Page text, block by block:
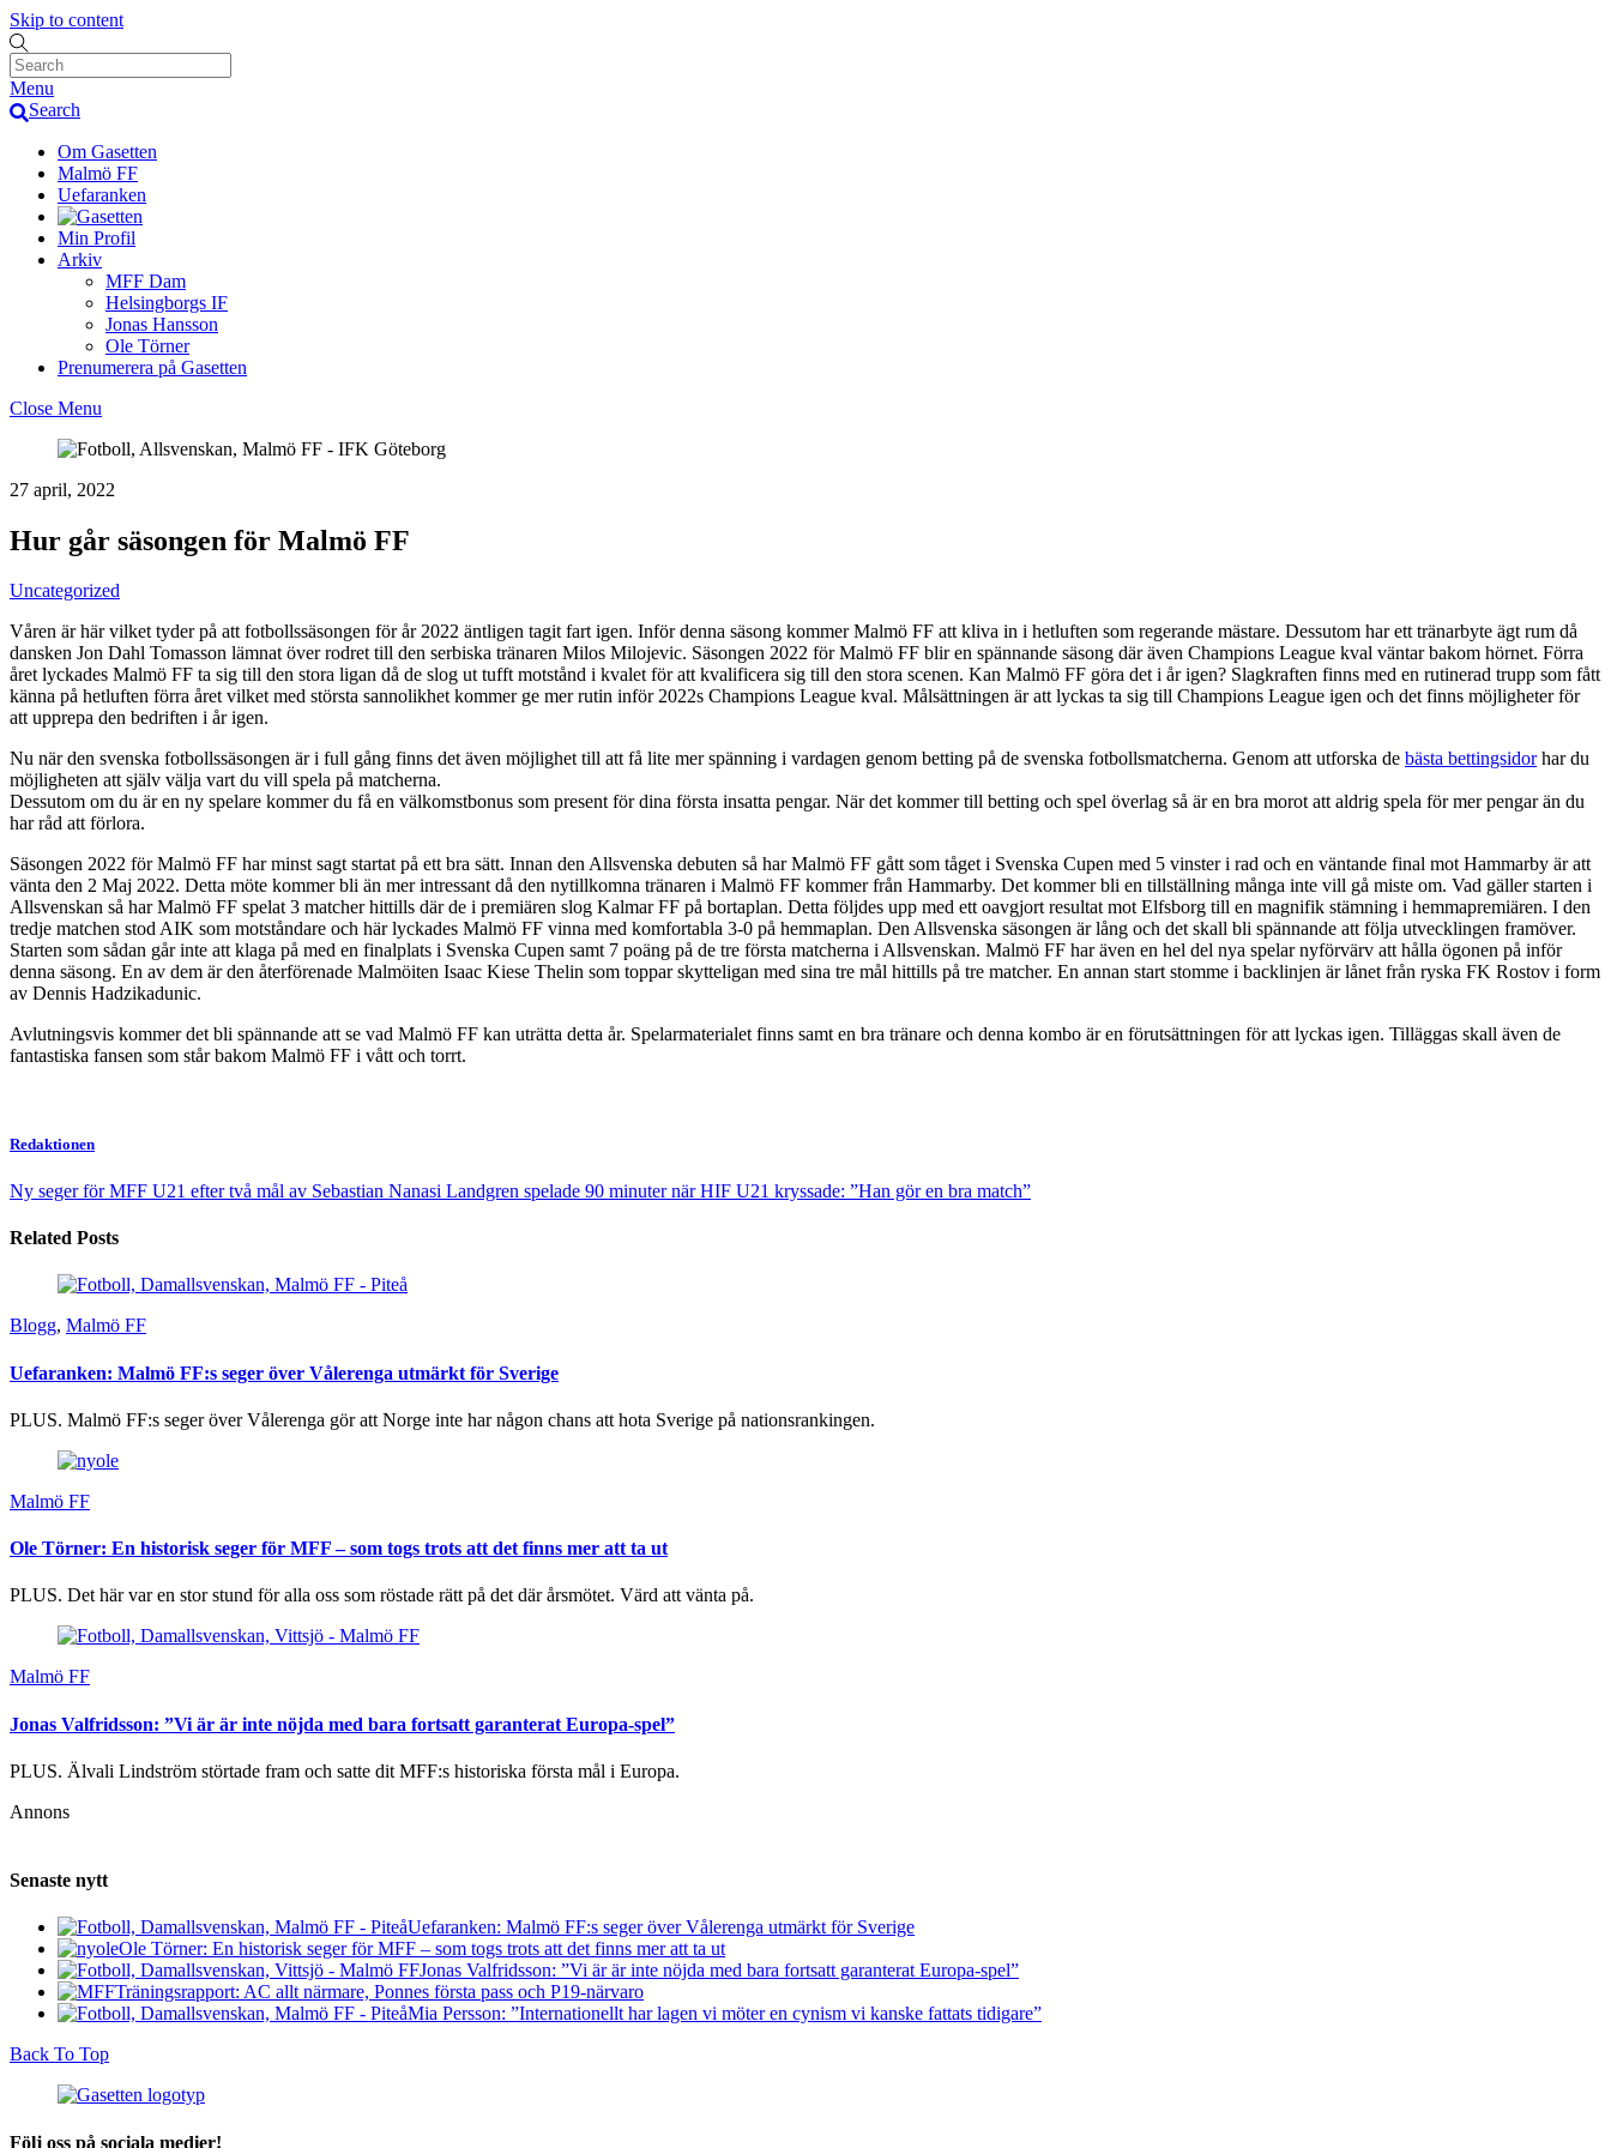
Skip to content
Menu
Search
Om Gasetten
Malmö FF
Uefaranken
Min Profil
Arkiv
MFF Dam
Helsingborgs IF
Jonas Hansson
Ole Törner
Prenumerera på Gasetten
Close Menu
27 april, 2022
Hur går säsongen för Malmö FF
Uncategorized
Våren är här vilket tyder på att fotbollssäsongen för år 2022 äntligen tagit fart igen. Inför denna säsong kommer Malmö FF att kliva in i hetluften som regerande mästare. Dessutom har ett tränarbyte ägt rum då
dansken Jon Dahl Tomasson lämnat över rodret till den serbiska tränaren Milos Milojevic. Säsongen 2022 för Malmö FF blir en spännande säsong där även Champions League kval väntar bakom hörnet. Förra
året lyckades Malmö FF ta sig till den stora ligan då de slog ut tufft motstånd i kvalet för att kvalificera sig till den stora scenen. Kan Malmö FF göra det i år igen? Slagkraften finns med en rutinerad trupp som fått
känna på hetluften förra året vilket med största sannolikhet kommer ge mer rutin inför 2022s Champions League kval. Målsättningen är att lyckas ta sig till Champions League igen och det finns möjligheter för
att upprepa den bedriften i år igen.
Nu när den svenska fotbollssäsongen är i full gång finns det även möjlighet till att få lite mer spänning i vardagen genom betting på de svenska fotbollsmatcherna. Genom att utforska de bästa bettingsidorhar du
möjligheten att själv välja vart du vill spela på matcherna.
Dessutom om du är en ny spelare kommer du få en välkomstbonus som present för dina första insatta pengar. När det kommer till betting och spel överlag så är en bra morot att aldrig spela för mer pengar än du
har råd att förlora.
Säsongen 2022 för Malmö FF har minst sagt startat på ett bra sätt. Innan den Allsvenska debuten så har Malmö FF gått som tåget i Svenska Cupen med 5 vinster i rad och en väntande final mot Hammarby är att
vänta den 2 Maj 2022. Detta möte kommer bli än mer intressant då den nytillkomna tränaren i Malmö FF kommer från Hammarby. Det kommer bli en tillställning många inte vill gå miste om. Vad gäller starten i
Allsvenskan så har Malmö FF spelat 3 matcher hittills där de i premiären slog Kalmar FF på bortaplan. Detta följdes upp med ett oavgjort resultat mot Elfsborg till en magnifik stämning i hemmapremiären. I den
tredje matchen stod AIK som motståndare och här lyckades Malmö FF vinna med komfortabla 3-0 på hemmaplan. Den Allsvenska säsongen är lång och det skall bli spännande att följa utvecklingen framöver.
Starten som sådan går inte att klaga på med en finalplats i Svenska Cupen samt 7 poäng på de tre första matcherna i Allsvenskan. Malmö FF har även en hel del nya spelar nyförvärv att hålla ögonen på inför
denna säsong. En av dem är den återförenade Malmöiten Isaac Kiese Thelin som toppar skytteligan med sina tre mål hittills på tre matcher. En annan start stomme i backlinjen är lånet från ryska FK Rostov i form
av Dennis Hadzikadunic.
Avlutningsvis kommer det bli spännande att se vad Malmö FF kan uträtta detta år. Spelarmaterialet finns samt en bra tränare och denna kombo är en förutsättningen för att lyckas igen. Tilläggas skall även de
fantastiska fansen som står bakom Malmö FF i vått och torrt.
Redaktionen
Ny seger för MFF U21 efter två mål av Sebastian Nanasi Landgren spelade 90 minuter när HIF U21 kryssade: ”Han gör en bra match”
Related Posts
Blogg, Malmö FF
Uefaranken: Malmö FF:s seger över Vålerenga utmärkt för Sverige
PLUS. Malmö FF:s seger över Vålerenga gör att Norge inte har någon chans att hota Sverige på nationsrankingen.
Malmö FF
Ole Törner: En historisk seger för MFF – som togs trots att det finns mer att ta ut
PLUS. Det här var en stor stund för alla oss som röstade rätt på det där årsmötet. Värd att vänta på.
Malmö FF
Jonas Valfridsson: ”Vi är är inte nöjda med bara fortsatt garanterat Europa-spel”
PLUS. Älvali Lindström störtade fram och satte dit MFF:s historiska första mål i Europa.
Annons
Senaste nytt
Uefaranken: Malmö FF:s seger över Vålerenga utmärkt för Sverige
Ole Törner: En historisk seger för MFF – som togs trots att det finns mer att ta ut
Jonas Valfridsson: ”Vi är är inte nöjda med bara fortsatt garanterat Europa-spel”
Träningsrapport: AC allt närmare, Ponnes första pass och P19-närvaro
Mia Persson: ”Internationellt har lagen vi möter en cynism vi kanske fattats tidigare”
Back To Top
Följ oss på sociala medier!